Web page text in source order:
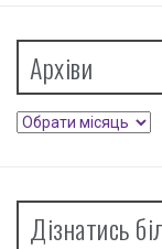
Архіви
Архіви
Дізнатись